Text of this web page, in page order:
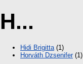
H...
Hidi Brigitta (1)
Horváth Dzsenifer(1)